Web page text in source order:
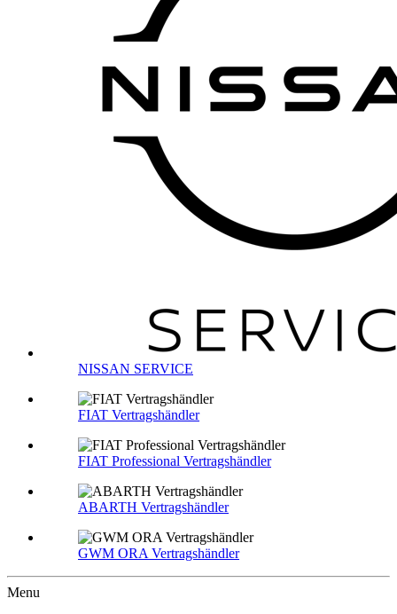
NISSAN SERVICE
FIAT Vertragshändler
FIAT Professional Vertragshändler
ABARTH Vertragshändler
GWM ORA Vertragshändler
Menu